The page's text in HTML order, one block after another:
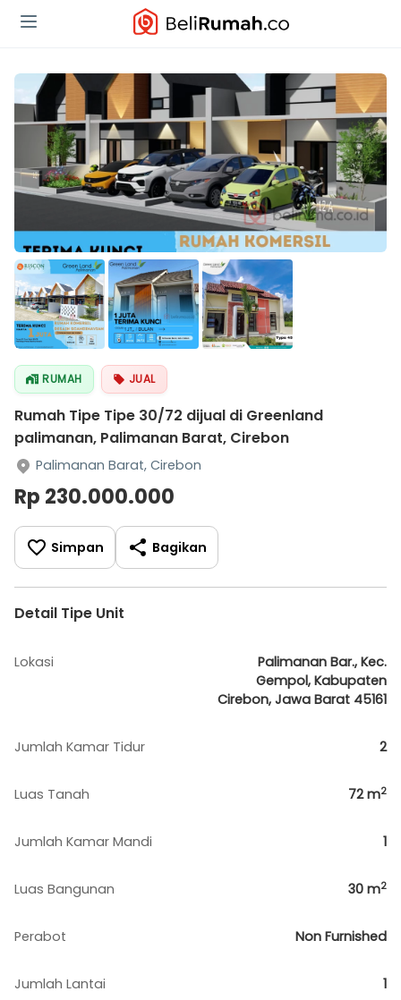
RUMAH JUAL
Rumah Tipe Tipe 30/72 dijual di Greenland
palimanan, Palimanan Barat, Cirebon
Palimanan Barat, Cirebon
Rp 230.000.000
Simpan Bagikan
Detail Tipe Unit
Lokasi
Palimanan Bar., Kec.
Gempol, Kabupaten
Cirebon, Jawa Barat 45161
Jumlah Kamar Tidur 2
Luas Tanah 72m2
Jumlah Kamar Mandi 1
Luas Bangunan 30 m2
Perabot Non Furnished
Jumlah Lantai 1